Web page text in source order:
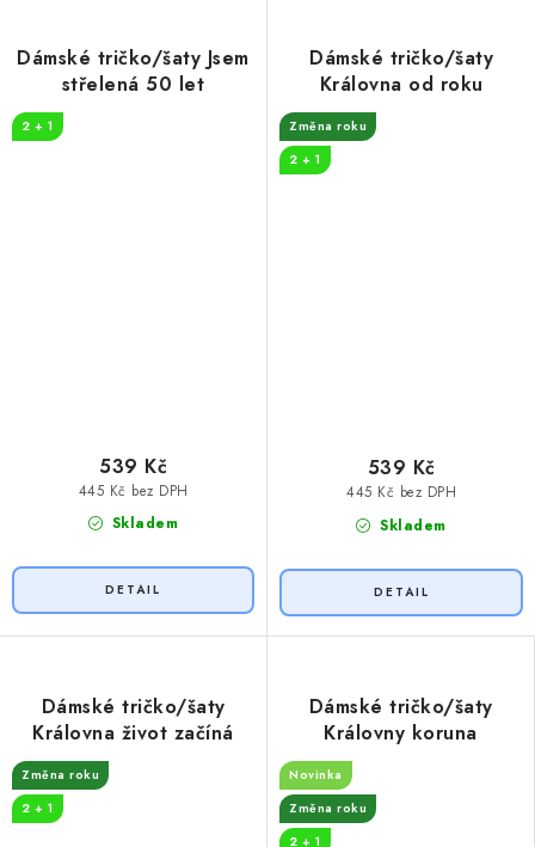
Dámské tričko/šaty Jsem
střelená 50 let
2 + 1
Skladem
445 Kč bez DPH
539 Kč
Dámské tričko/šaty
Královna od roku
Změna roku
2 + 1
Skladem
445 Kč bez DPH
539 Kč
Dámské tričko/šaty
Královna život začíná
Změna roku
2 + 1
Dámské tričko/šaty
Královny koruna
Novinka
Změna roku
2 + 1